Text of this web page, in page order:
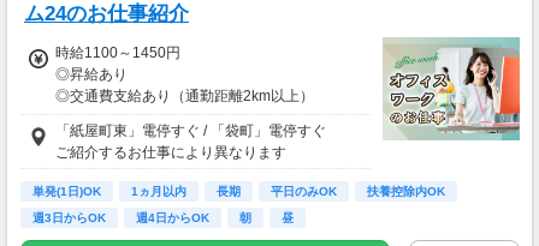
ム24のお仕事紹介
時給1100～1450円
◎昇給あり
◎交通費支給あり（通勤距離2km以上）
お仕事により異なります
「紙屋町東」電停すぐ / 「袋町」電停すぐ
ご紹介するお仕事により異なります
単発(1日)OK 1ヵ月以内 長期 平日のみOK
扶養控除内OK
週3日からOK
週4日からOK 朝 昼